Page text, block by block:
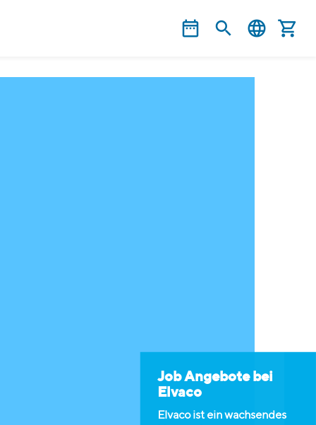
Job Angebote bei
Elvaco
Elvaco ist ein wachsendes